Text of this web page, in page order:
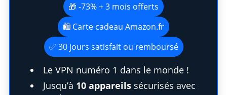
🎁 -73% + 3 mois offerts
🛍️ Carte cadeau Amazon.fr
✅ 30 jours satisfait ou remboursé
Le VPN numéro 1 dans le monde !
Jusqu’à 10 appareilssécurisés avec